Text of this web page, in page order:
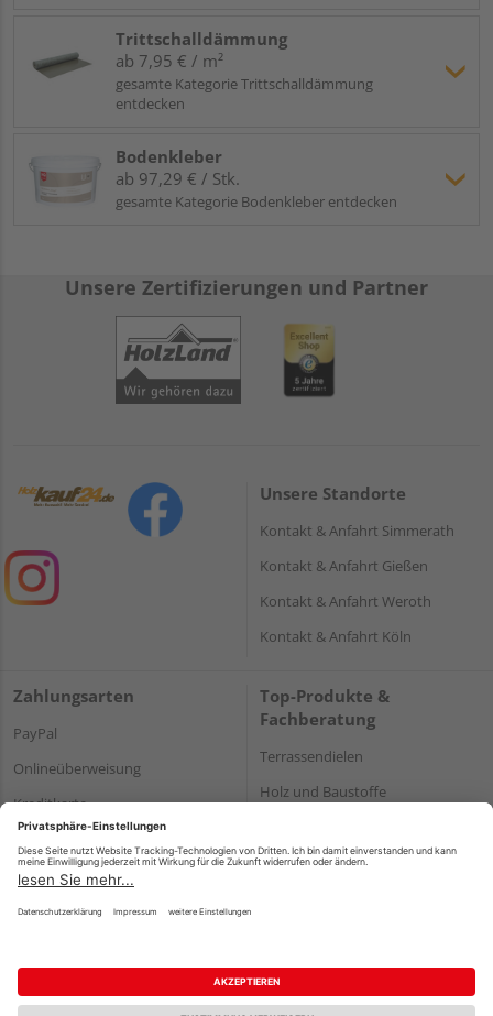
Trittschalldämmung
ab 7,95 € / m²
gesamte Kategorie Trittschalldämmung
entdecken
Bodenkleber
ab 97,29 € / Stk.
gesamte Kategorie Bodenkleber entdecken
Unsere Zertifizierungen und Partner
Unsere Standorte
Kontakt & Anfahrt Simmerath
Kontakt & Anfahrt Gießen
Kontakt & Anfahrt Weroth
Kontakt & Anfahrt Köln
Zahlungsarten
PayPal
Onlineüberweisung
Kreditkarte
Rechnung*
*Bonität vorausgesetzt
Top-Produkte &
Fachberatung
Terrassendielen
Holz und Baustoffe
Impressum Datenschutz AGB
Barrierefreiheitserklärung
Vertrag widerrufen